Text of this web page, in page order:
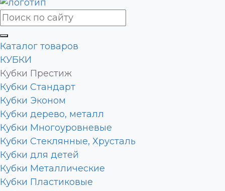
Каталог товаров
КУБКИ
Кубки Престиж
Кубки Стандарт
Кубки Эконом
Кубки дерево, металл
Кубки Многоуровневые
Кубки Стеклянные, Хрусталь
Кубки для детей
Кубки Металлические
Кубки Пластиковые